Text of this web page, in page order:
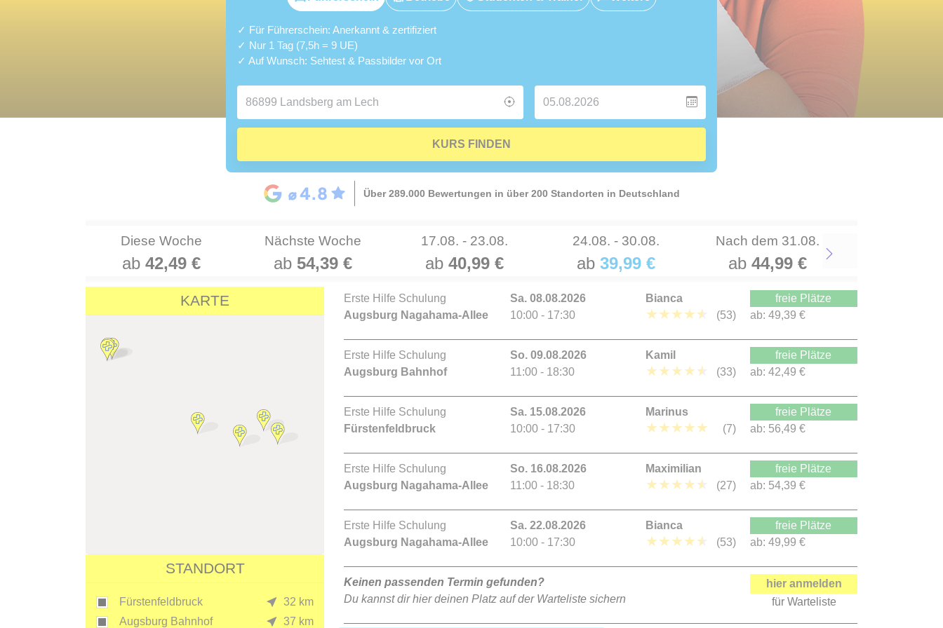
✓ Für Führerschein: Anerkannt & zertifiziert
✓ Nur 1 Tag (7,5h = 9 UE)
✓ Auf Wunsch: Sehtest & Passbilder vor Ort
KURS FINDEN
Über 289.000 Bewertungen in über 200 Standorten in Deutschland
Diese Woche
ab 42,49 €
Nächste Woche
ab 54,39 €
17.08. - 23.08.
ab 40,99 €
24.08. - 30.08.
ab 39,99 €
Nach dem 31.08.
ab 44,99 € Next
KARTE
STANDORT
Fürstenfeldbruck
32 km
Augsburg Bahnhof
37 km
Erste Hilfe Schulung
Augsburg Nagahama-Allee
Sa. 08.08.2026
10:00 - 17:30
Bianca
★★★★★ (53)
freie Plätze
ab: 49,39 €
Erste Hilfe Schulung
Augsburg Bahnhof
So. 09.08.2026
11:00 - 18:30
Kamil
★★★★★ (33)
freie Plätze
ab: 42,49 €
Erste Hilfe Schulung
Fürstenfeldbruck
Sa. 15.08.2026
10:00 - 17:30
Marinus
★★★★★ (7)
freie Plätze
ab: 56,49 €
Erste Hilfe Schulung
Augsburg Nagahama-Allee
So. 16.08.2026
11:00 - 18:30
Maximilian
★★★★★ (27)
freie Plätze
ab: 54,39 €
Erste Hilfe Schulung
Augsburg Nagahama-Allee
Sa. 22.08.2026
10:00 - 17:30
Bianca
★★★★★ (53)
freie Plätze
ab: 49,99 €
Keinen passenden Termin gefunden?
Du kannst dir hier deinen Platz auf der Warteliste sichern
hier anmelden
für Warteliste